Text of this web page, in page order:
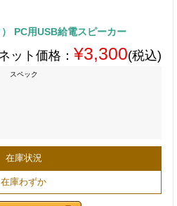
PC用USB給電スピーカー
ット価格： ¥3,300(税込)
スペック
在庫状況
在庫わずか